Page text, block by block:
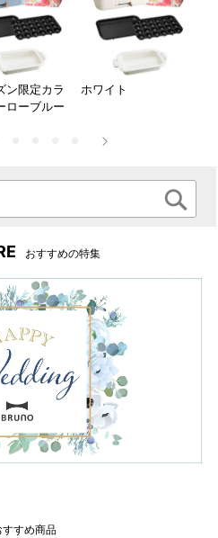
ン限定カラ
ローブルー
ホワイト
おすすめの特集
すすめ商品